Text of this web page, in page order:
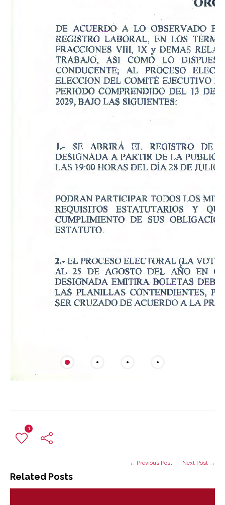
1
Related Posts
← Previous Post Next Post →